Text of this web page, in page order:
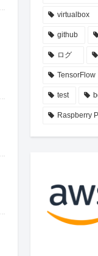
virtualbox
github
ログ
TensorFlow
test
Raspberry